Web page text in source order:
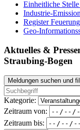
Einheitliche
Industrie-
Register
Geo-
Aktuelles &
Straubing-Bogen
Meldungen suchen und
Kategorie:
Zeitraum von:
Zeitraum bis: